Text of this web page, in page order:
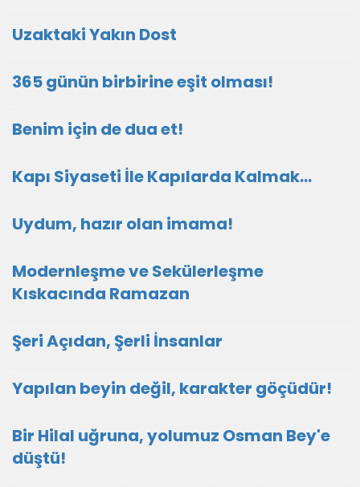
Uzaktaki Yakın Dost
365 günün birbirine eşit olması!
Benim için de dua et!
Kapı Siyaseti İle Kapılarda Kalmak…
Uydum, hazır olan imama!
Modernleşme ve Sekülerleşme
Kıskacında Ramazan
Şeri Açıdan, Şerli İnsanlar
Yapılan beyin değil, karakter göçüdür!
Bir Hilal uğruna, yolumuz Osman Bey'e
düştü!